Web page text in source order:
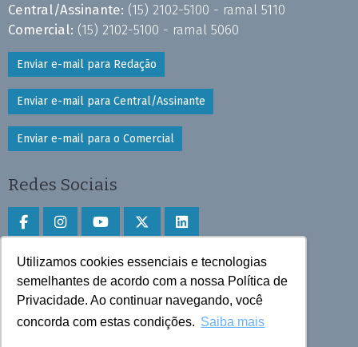
Utilizamos cookies essenciais e tecnologias
semelhantes de acordo com a nossa Política de
Privacidade. Ao continuar navegando, você
concorda com estas condições. Saiba mais
Central/Assinante: (15) 2102-5100 - ramal 5110
Comercial: (15) 2102-5100 - ramal 5060
Enviar e-mail para Redação
Enviar e-mail para Central/Assinante
Enviar e-mail para o Comercial
Redes Sociais
Faça download do aplicativo
Play Store e App Store